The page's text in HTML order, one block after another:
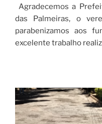
Agradecemos a
das Palmeiras, o
parabenizamos aos
excelente trabalho